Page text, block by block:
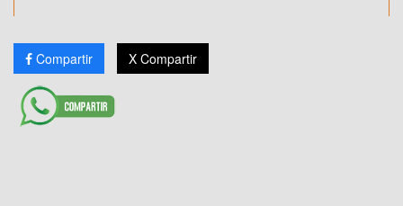
Compartir X Compartir